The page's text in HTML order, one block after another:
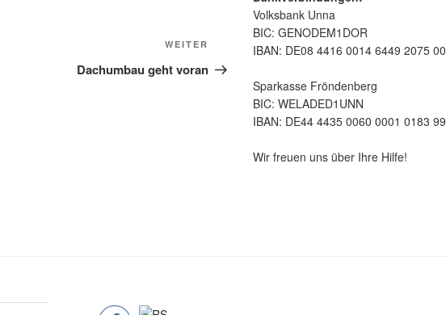
Nächster
Beitrag
WEITER
Dachumbau geht voran
Volksbank Unna
BIC: GENODEM1DOR
IBAN: DE08 4416 0014 6449 2075 00
Sparkasse Fröndenberg
BIC: WELADED1UNN
IBAN: DE44 4435 0060 0001 0183 99
Wir freuen uns über Ihre Hilfe!